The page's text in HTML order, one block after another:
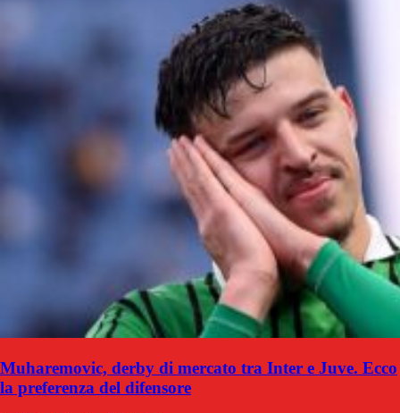
Muharemovic, derby di mercato tra Inter e Juve. Ecco
la preferenza del difensore